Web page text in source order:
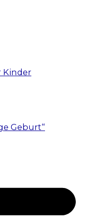
Kinder
Geburt“